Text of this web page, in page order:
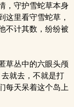
，守护雪蛇草本身
这里看守雪蛇草，
不计其数，纷纷被
草丛中的六眼头颅
就去，不就是打
每天呆着这个岛上